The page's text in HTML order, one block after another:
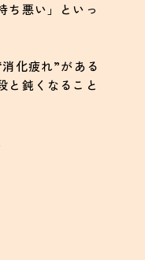
ち悪い」といっ
化疲れ”がある
と鈍くなること